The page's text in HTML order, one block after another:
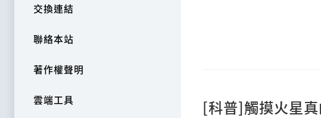
交換連結
聯絡本站
著作權聲明
雲端工具 [科普]觸摸火星